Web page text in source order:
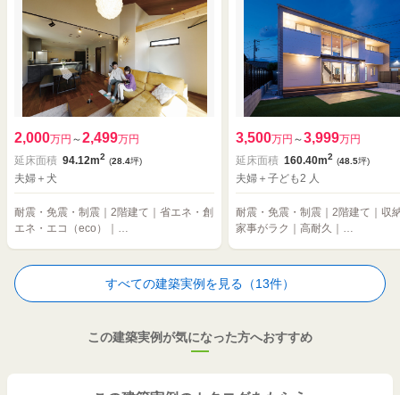
2,000万円 ～2,499万円
延床面積 94.12m2 (28.4坪)
夫婦＋犬
耐震・免震・制震｜2階建て｜省エネ・創
エネ・エコ（eco）｜…
3,500万円 ～3,999万円
延床面積 160.40m2 (48.5坪)
夫婦＋子ども2 人
耐震・免震・制震｜2階建て｜収
家事がラク｜高耐久｜…
すべての建築実例を見る（13件）
この建築実例が気になった方へおすすめ